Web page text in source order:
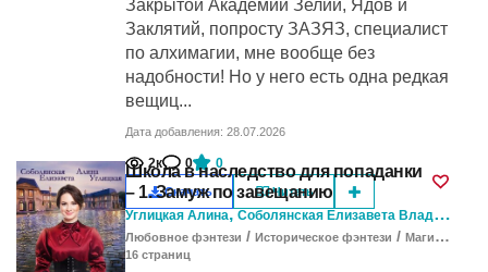
Закрытой Академии Зелий, Ядов и
Заклятий, попросту ЗАЗЯЗ, специалист
по алхимагии, мне вообще без
надобности! Но у него есть одна редкая
вещиц...
Дата добавления: 28.07.2026
2к 0 0
Скачать Читать
Школа в наследство для попаданки
– 1. Замуж по завещанию
Углицкая Алина,Соболянская Елизавета Владимировна
Любовное фэнтези / Историческое фэнтези / Магический детектив
16 cтраниц